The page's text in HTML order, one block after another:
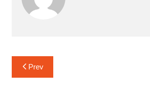
Post
navigation
Prev